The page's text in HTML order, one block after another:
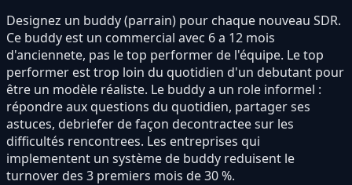
Designez un buddy (parrain) pour chaque nouveau SDR.
Ce buddy est un commercial avec 6 a 12 mois
d'anciennete, pas le top performer de l'équipe. Le top
performer est trop loin du quotidien d'un debutant pour
être un modèle réaliste. Le buddy a un role informel :
répondre aux questions du quotidien, partager ses
astuces, debriefer de façon decontractee sur les
difficultés rencontrees. Les entreprises qui
implementent un système de buddy reduisent le
turnover des 3 premiers mois de 30 %.